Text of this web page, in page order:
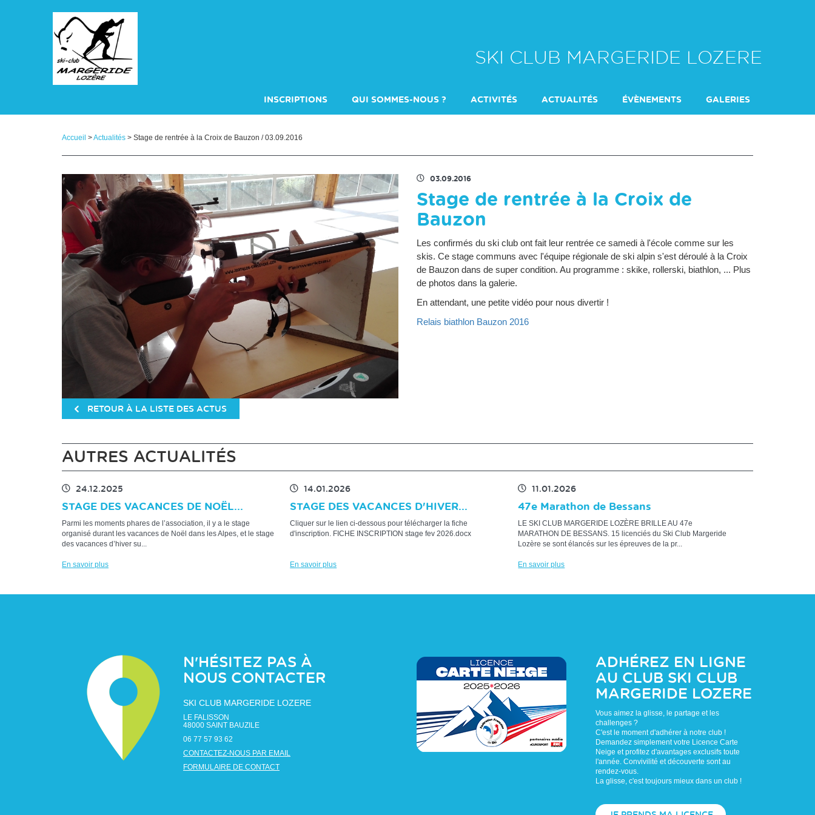
SKI CLUB MARGERIDE LOZERE
INSCRIPTIONS QUI SOMMES-NOUS ? ACTIVITÉS ACTUALITÉS ÉVÈNEMENTS GALERIES
Accueil >Actualités > Stage de rentrée à la Croix de Bauzon / 03.09.2016
RETOUR À LA LISTE DES ACTUS
03.09.2016
Stage de rentrée à la Croix de
Bauzon
Les confirmés du ski club ont fait leur rentrée ce samedi à l'école comme sur les
skis. Ce stage communs avec l'équipe régionale de ski alpin s'est déroulé à la Croix
de Bauzon dans de super condition. Au programme : skike, rollerski, biathlon, ... Plus
de photos dans la galerie.
En attendant, une petite vidéo pour nous divertir !
Relais biathlon Bauzon 2016
AUTRES ACTUALITÉS
24.12.2025
STAGE DES VACANCES DE NOËL...
Parmi les moments phares de l’association, il y a le stage
organisé durant les vacances de Noël dans les Alpes, et le stage
des vacances d’hiver su...
En savoir plus
14.01.2026
STAGE DES VACANCES D'HIVER...
Cliquer sur le lien ci-dessous pour télécharger la fiche
d'inscription. FICHE INSCRIPTION stage fev 2026.docx
En savoir plus
11.01.2026
47e Marathon de Bessans
LE SKI CLUB MARGERIDE LOZÈRE BRILLE AU 47e
MARATHON DE BESSANS. 15 licenciés du Ski Club Margeride
Lozère se sont élancés sur les épreuves de la pr...
En savoir plus
N'HÉSITEZ PAS À
NOUS CONTACTER
SKI CLUB MARGERIDE LOZERE
LE FALISSON
48000 SAINT BAUZILE
06 77 57 93 62
CONTACTEZ-NOUS PAR EMAIL
FORMULAIRE DE CONTACT
ADHÉREZ EN LIGNE
AU CLUB SKI CLUB
MARGERIDE LOZERE
Vous aimez la glisse, le partage et les
challenges ?
C'est le moment d'adhérer à notre club !
Demandez simplement votre Licence Carte
Neige et profitez d'avantages exclusifs toute
l'année. Convivilité et découverte sont au
rendez-vous.
La glisse, c'est toujours mieux dans un club !